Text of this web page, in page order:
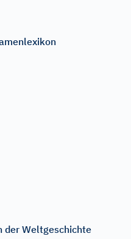
der Weltgeschichte